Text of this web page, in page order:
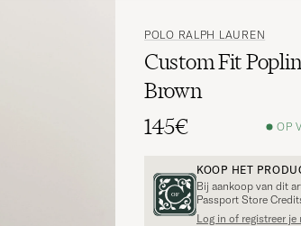
POLO RALPH LAUREN
Custom Fit
Brown
145€
OP
KOOP HET
Bij aankoop van dit
Passport Store
Log in of registreer je